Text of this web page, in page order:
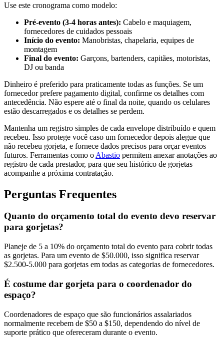
Use este cronograma como modelo:
Pré-evento (3-4 horas antes): Cabelo e maquiagem,
fornecedores de cuidados pessoais
Início do evento: Manobristas, chapelaria, equipes de
montagem
Final do evento: Garçons, bartenders, capitães, motoristas,
DJ ou banda
Dinheiro é preferido para praticamente todas as funções. Se um
fornecedor prefere pagamento digital, confirme os detalhes com
antecedência. Não espere até o final da noite, quando os celulares
estão descarregados e os detalhes se perdem.
Mantenha um registro simples de cada envelope distribuído e quem
recebeu. Isso protege você caso um fornecedor depois alegue que
não recebeu gorjeta, e fornece dados precisos para orçar eventos
futuros. Ferramentas como o Abastio permitem anexar anotações ao
registro de cada prestador, para que seu histórico de gorjetas
acompanhe a próxima contratação.
Perguntas Frequentes
Quanto do orçamento total do evento devo reservar
para gorjetas?
Planeje de 5 a 10% do orçamento total do evento para cobrir todas
as gorjetas. Para um evento de $50.000, isso significa reservar
$2.500-5.000 para gorjetas em todas as categorias de fornecedores.
É costume dar gorjeta para o coordenador do
espaço?
Coordenadores de espaço que são funcionários assalariados
normalmente recebem de $50 a $150, dependendo do nível de
suporte prático que ofereceram durante o evento.